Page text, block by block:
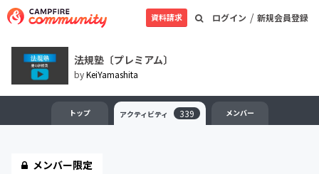
ログイン / 新規会員登録
資料請求
法規塾〔プレミアム〕
byKeiYamashita
トップ アクティビティ 339 メンバー
メンバー限定